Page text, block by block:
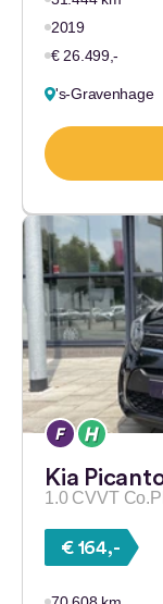
2019
€ 26.499,-
's-Gravenhage
Kia
1.0 CVVT
€ 164,-